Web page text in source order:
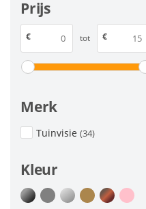
Prijs
€ tot €
Merk
Tuinvisie (34)
Kleur